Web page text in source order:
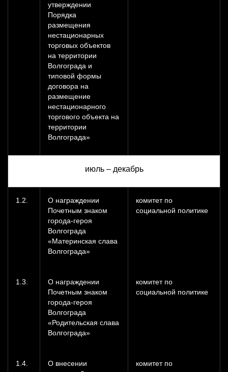
утверждении
Порядка
размещения
нестационарных
торговых объектов
на территории
Волгограда и
типовой формы
договора на
размещение
нестационарного
торгового объекта на
территории
Волгограда»
июль – декабрь
1.2.
О награждении
Почетным знаком
города-героя
Волгограда
«Материнская слава
Волгограда»
комитет по
социальной политике
1.3.
О награждении
Почетным знаком
города-героя
Волгограда
«Родительская слава
Волгограда»
комитет по
социальной политике
1.4.
О внесении
комитет по